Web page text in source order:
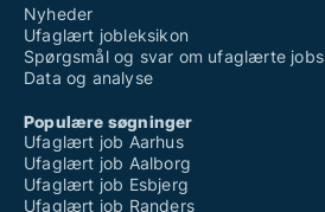
Nyheder
Ufaglært jobleksikon
Spørgsmål og svar om ufaglærte jobs
Data og analyse
Populære søgninger
Ufaglært job Aarhus
Ufaglært job Aalborg
Ufaglært job Esbjerg
Ufaglært job Randers